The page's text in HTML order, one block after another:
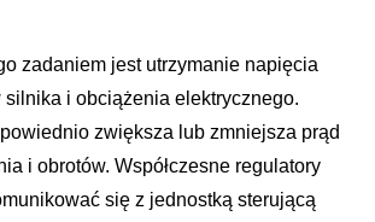
zadaniem jest utrzymanie napięcia
i obciążenia elektrycznego.
zwiększa lub zmniejsza prąd
i obrotów. Współczesne regulatory
się z jednostką sterującą